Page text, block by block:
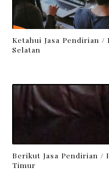
Ketahui Jasa Pendirian /
Selatan
Berikut Jasa Pendirian /
Timur